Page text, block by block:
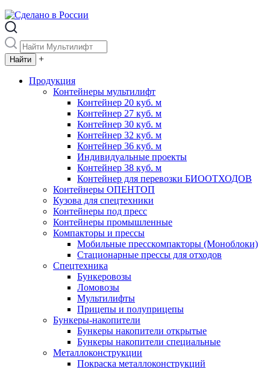
+
Продукция
Контейнеры мультилифт
Контейнер 20 куб. м
Контейнер 27 куб. м
Контейнер 30 куб. м
Контейнер 32 куб. м
Контейнер 36 куб. м
Индивидуальные проекты
Контейнер 38 куб. м
Контейнер для перевозки БИООТХОДОВ
Контейнеры ОПЕНТОП
Кузова для спецтехники
Контейнеры под пресс
Контейнеры промышленные
Компакторы и прессы
Мобильные пресскомпакторы (Моноблоки)
Стационарные прессы для отходов
Спецтехника
Бункеровозы
Ломовозы
Мультилифты
Прицепы и полуприцепы
Бункеры-накопители
Бункеры накопители открытые
Бункеры накопители специальные
Металлоконструкции
Покраска металлоконструкций